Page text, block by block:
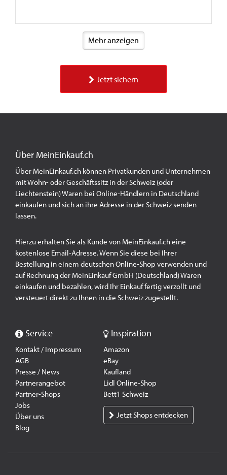
Mehr anzeigen
Jetzt sichern
Über MeinEinkauf.ch
Über MeinEinkauf.ch können Privatkunden und Unternehmen
mit Wohn- oder Geschäftssitz in der Schweiz (oder
Liechtenstein) Waren bei Online-Händlern in Deutschland
einkaufen und sich an ihre Adresse in der Schweiz senden
lassen.
Hierzu erhalten Sie als Kunde von MeinEinkauf.ch eine
kostenlose Email-Adresse. Wenn Sie diese bei Ihrer
Bestellung in einem deutschen Online-Shop verwenden und
auf Rechnung der MeinEinkauf GmbH (Deutschland) Waren
einkaufen und bezahlen, wird Ihr Einkauf fertig verzollt und
versteuert direkt zu Ihnen in die Schweiz zugestellt.
Service
Kontakt / Impressum
AGB
Presse / News
Partnerangebot
Partner-Shops
Jobs
Über uns
Blog
Inspiration
Amazon
eBay
Kaufland
Lidl Online-Shop
Bett1 Schweiz
Jetzt Shops entdecken